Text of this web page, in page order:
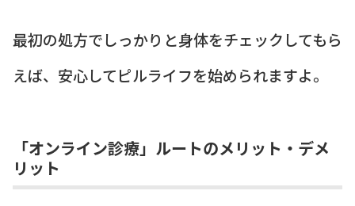
最初の処方でしっかりと身体をチェックしてもら
えば、安心してピルライフを始められますよ。
「オンライン診療」ルートのメリット・デメ
リット